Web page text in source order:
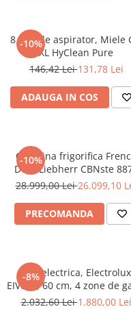
-10%
8 saci de aspirator, Miele
XL HyClean Pure
146,42 Lei131,78 Lei
ADAUGA IN COS
-10%
Combina frigorifica
Door Liebherr CBNste
Premium, BioFresh si
Clasa E
28.999,00 Lei26.099,10
PRECOMANDA
-8%
Plita electrica,
EIV634, 60 cm, 4 zone de
Negru
2.032,60 Lei1.880,00 Lei